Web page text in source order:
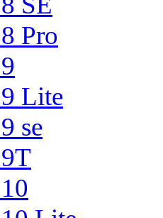
Pro
Lite
se